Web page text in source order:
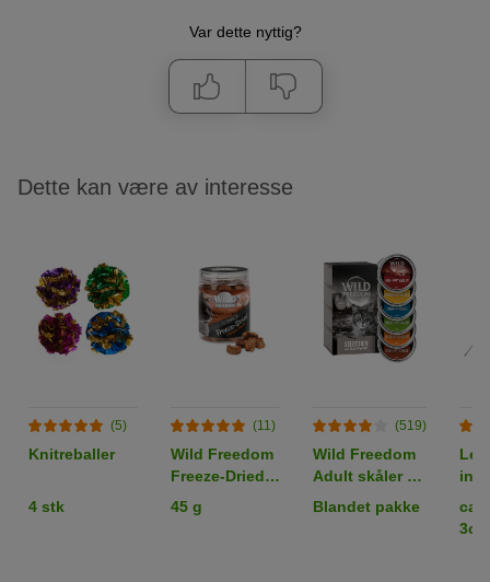
Var dette nyttig?
Dette kan være av interesse
(5)
Knitreballer
4 stk
(11)
Wild Freedom
Freeze-Dried
Snacks
Kyllinghjerter
45 g
(519)
Wild Freedom
Adult skåler 6
x 85 g
Blandet pakke
in 1
ca.
3cm